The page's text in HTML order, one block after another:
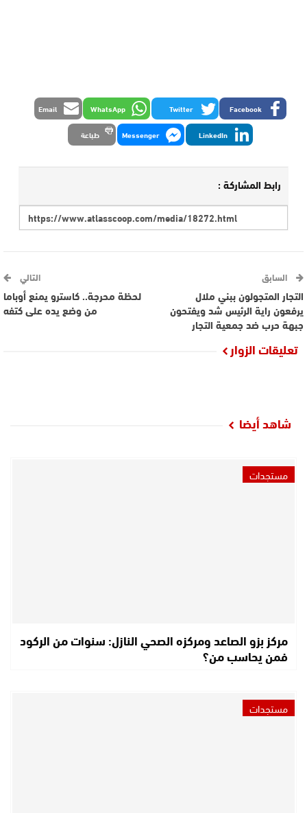
Facebook
Twitter
WhatsApp
Email
LinkedIn
Messenger طباعة
رابط المشاركة :
السابق
التجار المتجولون ببني ملال
يرفعون راية الرئيس شد ويفتحون
جبهة حرب ضد جمعية التجار
التالي
لحظة محرجة.. كاسترو يمنع أوباما
من وضع يده على كتفه
تعليقات الزوار
شاهد أيضا
مستجدات
مركز بزو الصاعد ومركزه الصحي النازل: سنوات من الركود
فمن يحاسب من؟
مستجدات